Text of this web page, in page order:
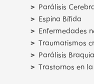
Parálisis
Espina Bífida
Enfermedades
Traumatismos
Parálisis
Trastornos en